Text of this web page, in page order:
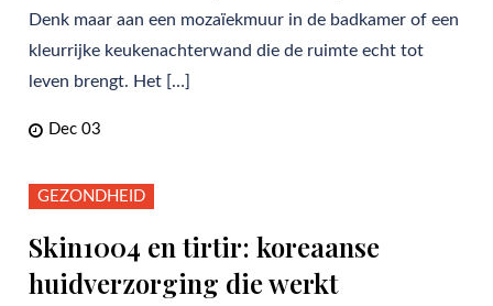
Denk maar aan een mozaïekmuur in de badkamer of een
kleurrijke keukenachterwand die de ruimte echt tot
leven brengt. Het […]
Dec 03
GEZONDHEID
Skin1004 en tirtir: koreaanse
huidverzorging die werkt